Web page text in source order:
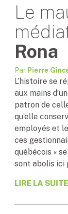
Le
Rona
Par Pierre
L’histoire se
aux mains
patron de
qu’elle
employés et
ces
québécois «
sont abolis ici
LIRE LA